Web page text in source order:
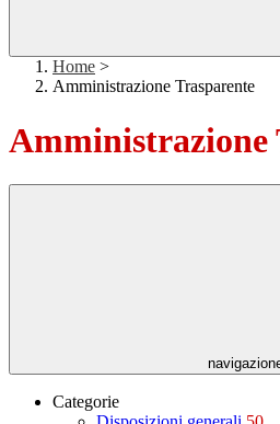
Home >
Amministrazione Trasparente
Amministrazione
Categorie